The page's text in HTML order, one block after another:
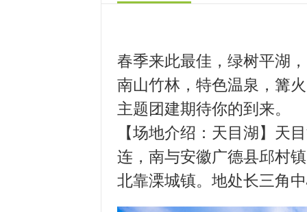
春季来此最佳，绿树平湖
南山竹林，特色温泉，篝
主题团建期待你的到来。
【场地介绍： 天目湖 】 天
连，南与安徽广德县邱村
北靠溧城镇。地处长三角